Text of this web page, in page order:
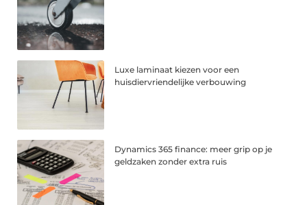
Luxe laminaat kiezen voor een
huisdiervriendelijke verbouwing
Dynamics 365 finance: meer grip op je
geldzaken zonder extra ruis